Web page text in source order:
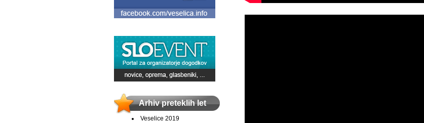
Arhiv preteklih let
Veselice 2019